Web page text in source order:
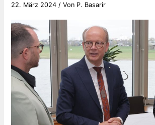
22. März 2024 / Von P. Basarir